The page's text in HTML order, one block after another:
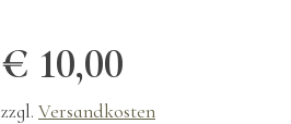
€ 10,00
zzgl. Versandkosten